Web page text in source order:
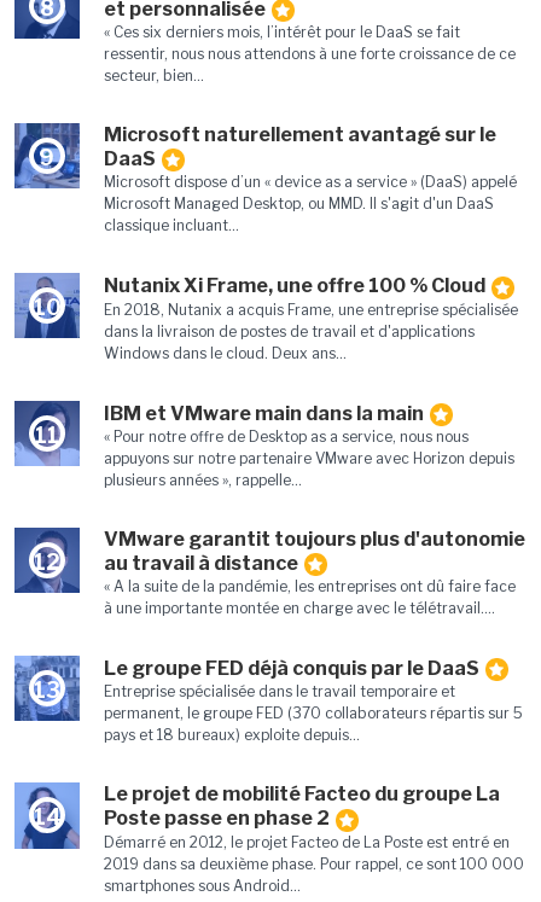
8 et personnalisée
« Ces six derniers mois, l’intérêt pour le DaaS se fait
ressentir, nous nous attendons à une forte croissance de ce
secteur, bien...
9
Microsoft naturellement avantagé sur le
DaaS
Microsoft dispose d’un « device as a service » (DaaS) appelé
Microsoft Managed Desktop, ou MMD. Il s'agit d'un DaaS
classique incluant...
10
Nutanix Xi Frame, une offre 100 % Cloud
En 2018, Nutanix a acquis Frame, une entreprise spécialisée
dans la livraison de postes de travail et d'applications
Windows dans le cloud. Deux ans...
11
IBM et VMware main dans la main
« Pour notre offre de Desktop as a service, nous nous
appuyons sur notre partenaire VMware avec Horizon depuis
plusieurs années », rappelle...
12
VMware garantit toujours plus d'autonomie
au travail à distance
« A la suite de la pandémie, les entreprises ont dû faire face
à une importante montée en charge avec le télétravail....
13
Le groupe FED déjà conquis par le DaaS
Entreprise spécialisée dans le travail temporaire et
permanent, le groupe FED (370 collaborateurs répartis sur 5
pays et 18 bureaux) exploite depuis...
14
Le projet de mobilité Facteo du groupe La
Poste passe en phase 2
Démarré en 2012, le projet Facteo de La Poste est entré en
2019 dans sa deuxième phase. Pour rappel, ce sont 100 000
smartphones sous Android...